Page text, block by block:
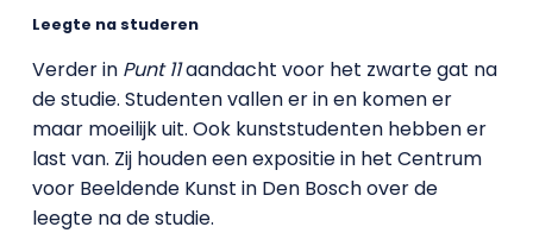
Leegte na studeren
Verder in Punt 11aandacht voor het zwarte gat na
de studie. Studenten vallen er in en komen er
maar moeilijk uit. Ook kunststudenten hebben er
last van. Zij houden een expositie in het Centrum
voor Beeldende Kunst in Den Bosch over de
leegte na de studie.